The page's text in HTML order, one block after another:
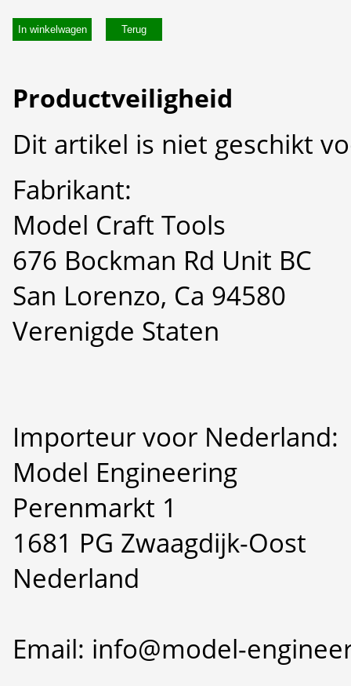
In winkelwagen
Productveiligheid
Dit artikel is niet geschikt
Fabrikant:
Model Craft Tools
676 Bockman Rd Unit BC
San Lorenzo, Ca 94580
Verenigde Staten
Importeur voor Nederland:
Model Engineering
Perenmarkt 1
1681 PG Zwaagdijk-Oost
Nederland
Email: info@model-